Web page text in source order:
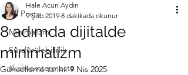
All Posts
Minimalizm
Sürdürülebilirlik
#kahvemtermosta
8 adımda dijitalde
minimalizm
Hale Acun Aydın
9 Şub 2019 8 dakikada okunur
Güncelleme tarihi:9 Nis 2025